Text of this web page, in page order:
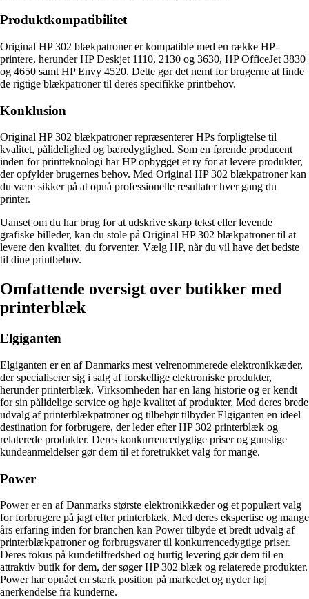
Produktkompatibilitet
Original HP 302 blækpatroner er kompatible med en række HP-
printere, herunder HP Deskjet 1110, 2130 og 3630, HP OfficeJet 3830
og 4650 samt HP Envy 4520. Dette gør det nemt for brugerne at finde
de rigtige blækpatroner til deres specifikke printbehov.
Konklusion
Original HP 302 blækpatroner repræsenterer HPs forpligtelse til
kvalitet, pålidelighed og bæredygtighed. Som en førende producent
inden for printteknologi har HP opbygget et ry for at levere produkter,
der opfylder brugernes behov. Med Original HP 302 blækpatroner kan
du være sikker på at opnå professionelle resultater hver gang du
printer.
Uanset om du har brug for at udskrive skarp tekst eller levende
grafiske billeder, kan du stole på Original HP 302 blækpatroner til at
levere den kvalitet, du forventer. Vælg HP, når du vil have det bedste
til dine printbehov.
Omfattende oversigt over butikker med
printerblæk
Elgiganten
Elgiganten er en af Danmarks mest velrenommerede elektronikkæder,
der specialiserer sig i salg af forskellige elektroniske produkter,
herunder printerblæk. Virksomheden har en lang historie og er kendt
for sin pålidelige service og høje kvalitet af produkter. Med deres brede
udvalg af printerblækpatroner og tilbehør tilbyder Elgiganten en ideel
destination for forbrugere, der leder efter HP 302 printerblæk og
relaterede produkter. Deres konkurrencedygtige priser og gunstige
kundeanmeldelser gør dem til et foretrukket valg for mange.
Power
Power er en af Danmarks største elektronikkæder og et populært valg
for forbrugere på jagt efter printerblæk. Med deres ekspertise og mange
års erfaring inden for branchen kan Power tilbyde et bredt udvalg af
printerblækpatroner og forbrugsvarer til konkurrencedygtige priser.
Deres fokus på kundetilfredshed og hurtig levering gør dem til en
attraktiv butik for dem, der søger HP 302 blæk og relaterede produkter.
Power har opnået en stærk position på markedet og nyder høj
anerkendelse fra kunderne.